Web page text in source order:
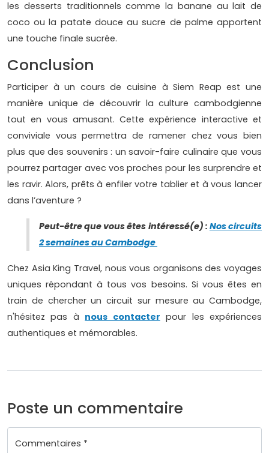
les desserts traditionnels comme la banane au lait de
coco ou la patate douce au sucre de palme apportent
une touche finale sucrée.
Conclusion
Participer à un cours de cuisine à Siem Reap est une
manière unique de découvrir la culture cambodgienne
tout en vous amusant. Cette expérience interactive et
conviviale vous permettra de ramener chez vous bien
plus que des souvenirs : un savoir-faire culinaire que vous
pourrez partager avec vos proches pour les surprendre et
les ravir. Alors, prêts à enfiler votre tablier et à vous lancer
dans l’aventure ?
Peut-être que vous êtes intéressé(e) : Nos circuits
2 semaines au Cambodge
Chez Asia King Travel, nous vous organisons des voyages
uniques répondant à tous vos besoins. Si vous êtes en
train de chercher un circuit sur mesure au Cambodge,
n'hésitez pas à nous contacter pour les expériences
authentiques et mémorables.
Poste un commentaire
Commentaires *